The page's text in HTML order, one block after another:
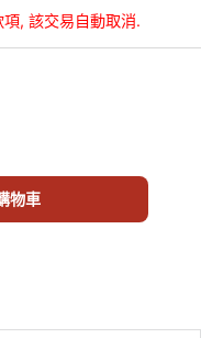
, 該交易自動取消.
TWEEZERS
物車